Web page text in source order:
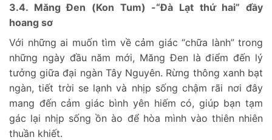
3.4. Măng Đen (Kon Tum) -“Đà Lạt thứ hai” đầy
hoang sơ
Với những ai muốn tìm về cảm giác “chữa lành” trong
những ngày đầu năm mới, Măng Đen là điểm đến lý
tưởng giữa đại ngàn Tây Nguyên. Rừng thông xanh bạt
ngàn, tiết trời se lạnh và nhịp sống chậm rãi nơi đây
mang đến cảm giác bình yên hiếm có, giúp bạn tạm
gác lại nhịp sống ồn ào để hòa mình vào thiên nhiên
thuần khiết.